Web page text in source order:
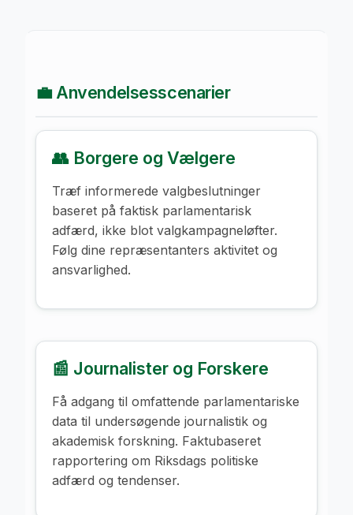
💼 Anvendelsesscenarier
👥 Borgere og Vælgere
Træf informerede valgbeslutninger
baseret på faktisk parlamentarisk
adfærd, ikke blot valgkampagneløfter.
Følg dine repræsentanters aktivitet og
ansvarlighed.
📰 Journalister og Forskere
Få adgang til omfattende parlamentariske
data til undersøgende journalistik og
akademisk forskning. Faktubaseret
rapportering om Riksdags politiske
adfærd og tendenser.